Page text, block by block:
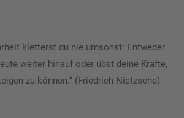
kletterst du nie umsonst: Entweder
weiter hinauf oder übst deine Kräfte,
zu können.“ (Friedrich Nietzsche)